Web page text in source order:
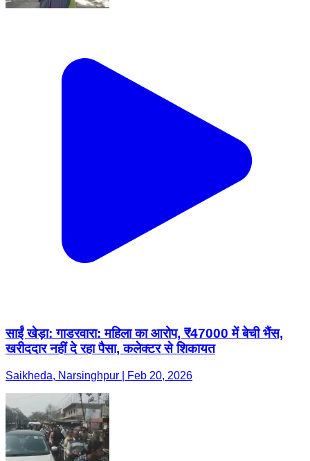
साईं खेड़ा: गाडरवारा: महिला का आरोप, ₹47000 में बेची भैंस,
खरीददार नहीं दे रहा पैसा, कलेक्टर से शिकायत
Saikheda, Narsinghpur | Feb 20, 2026